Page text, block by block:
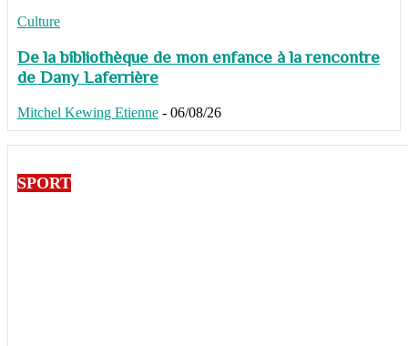
Culture
De la bibliothèque de mon enfance à la rencontre
de Dany Laferrière
Mitchel Kewing Etienne - 06/08/26
SPORT